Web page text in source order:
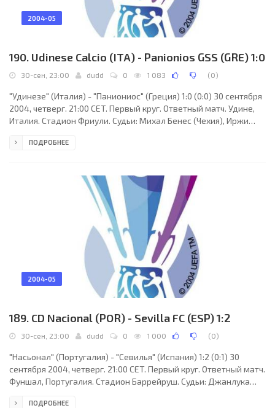
2004-05
190. Udinese Calcio (ITA) - Panionios GSS (GRE) 1:0
30-сен, 23:00 dudd 0 1 083 (0)
"Удинезе" (Италия) - "Паниониос" (Греция) 1:0 (0:0) 30 сентября
2004, четверг. 21:00 CET. Первый круг. Ответный матч. Удине,
Италия. Стадион Фриули. Судьи: Михал Бенес (Чехия), Иржи
Матеек (Чехия). "Удинезе": Морган Де Санктис, Пер Крельдруп
Натале, Джампьеро Пинци (Алберто До Кармо Нето, 63),
Давид Ди Микеле (Дино Фава, 74),
ПОДРОБНЕЕ
2004-05
189. CD Nacional (POR) - Sevilla FC (ESP) 1:2
30-сен, 23:00 dudd 0 1 000 (0)
"Насьонал" (Португалия) - "Севилья" (Испания) 1:2 (0:1) 30
сентября 2004, четверг. 21:00 CET. Первый круг. Ответный матч.
Фуншал, Португалия. Стадион Баррейруш. Судьи: Джанлука
Амброзино (Италия). Резервный: Андреа Карлуччи (Италия).
ПОДРОБНЕЕ